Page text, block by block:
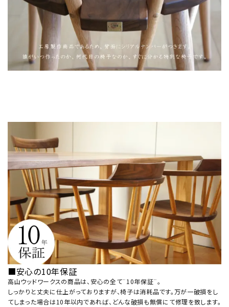
■安心の10年保証
高山ウッドワークスの商品は、安心の全て¨10年保証¨。
しっかりと丈夫に仕上がっておりますが、椅子は消耗品です。万が一破損をし
てしまった場合は10年以内であれば、どんな破損も無償にて修理を致します。